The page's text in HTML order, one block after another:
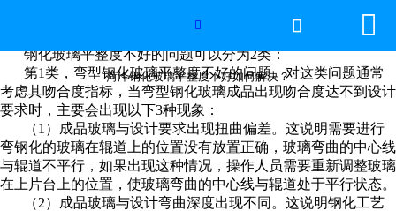
网站首页
世界杯官方网页版
新闻中心
工程案例

菏泽钢化玻璃平整度不好如何解决？
 
菏泽钢化玻璃平整度不好如何解决？
钢化玻璃平整度不好的问题可以分为2类：
第1类，弯型钢化玻璃平整度不好的问题。对这类问题通常
考虑其吻合度指标，当弯型钢化玻璃成品出现吻合度达不到设计
要求时，主要会出现以下3种现象：
（1）成品玻璃与设计要求出现扭曲偏差。这说明需要进行
弯钢化的玻璃在辊道上的位置没有放置正确，玻璃弯曲的中心线
与辊道不平行，如果出现这种情况，操作人员需要重新调整玻璃
在上片台上的位置，使玻璃弯曲的中心线与辊道处于平行状态。
（2）成品玻璃与设计弯曲深度出现不同。这说明钢化工艺